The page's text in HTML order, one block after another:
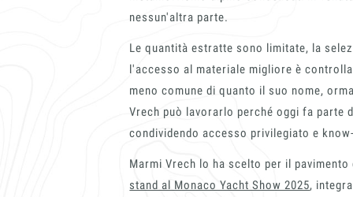
nessun'altra parte.
Le quantità estratte sono limitate, la
l'accesso al materiale migliore è
meno comune di quanto il suo nome,
Vrech può lavorarlo perché oggi fa parte
condividendo accesso privilegiato e
Marmi Vrech lo ha scelto per il pavimento
stand al Monaco Yacht Show 2025,